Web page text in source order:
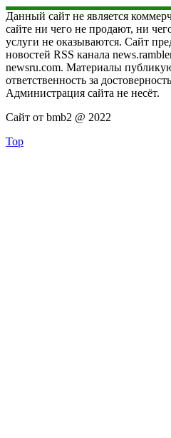
Данный сайт не является
сайте ни чего не продают, ни
услуги не оказываются. Сайт
новостей RSS канала
newsru.com. Материалы
ответственность за
Администрация сайта не несёт.
Сайт от bmb2 @ 2022
Top